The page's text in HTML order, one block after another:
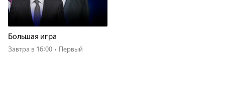
Большая игра
Завтра в 16:00 • Первый